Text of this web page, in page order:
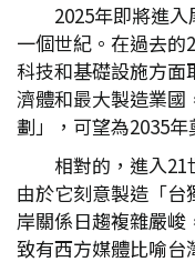
2025年即將進
一個世紀。在過去的
科技和基礎設施方
濟體和最大製造業國
劃」，可望為2035年
相對的，進入21
由於它刻意製造「
岸關係日趨複雜嚴
致有西方媒體比喻台